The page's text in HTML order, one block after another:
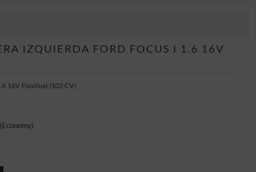
IZQUIERDA FORD FOCUS I 1.6 16V
16V Flexifuel (102 CV)